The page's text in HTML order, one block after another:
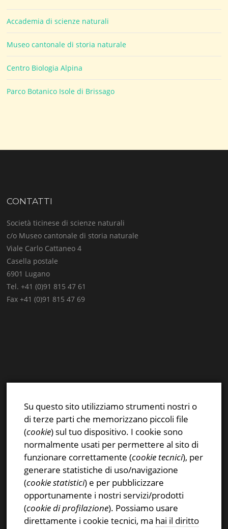
Accademia di scienze naturali
Museo cantonale di storia naturale
Centro Biologia Alpina
Parco Botanico Isole di Brissago
CONTATTI
Società ticinese di scienze naturali
c/o Museo cantonale di storia naturale
Viale Carlo Cattaneo 4
Casella postale
6901 Lugano
Tel. +41 (0)91 815 47 61
Fax +41 (0)91 815 47 69
Instagram
Privacy & Cookies Policy
CERCA NEL SITO
Ricerca
Su questo sito utilizziamo strumenti nostri o
di terze parti che memorizzano piccoli file
(cookie) sul tuo dispositivo. I cookie sono
normalmente usati per permettere al sito di
funzionare correttamente (cookie tecnici), per
generare statistiche di uso/navigazione
(cookie statistici) e per pubblicizzare
opportunamente i nostri servizi/prodotti
(cookie di profilazione). Possiamo usare
direttamente i cookie tecnici, ma hai il diritto